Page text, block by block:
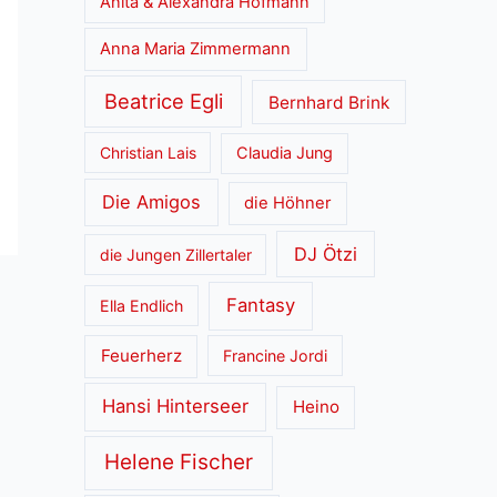
Anna Maria Zimmermann
Beatrice Egli Bernhard Brink
Christian Lais Claudia Jung
Die Amigos die Höhner
die Jungen Zillertaler DJ Ötzi
Ella Endlich Fantasy
Feuerherz Francine Jordi
Hansi Hinterseer Heino
Helene Fischer